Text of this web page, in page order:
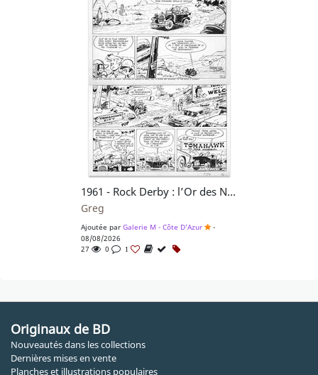
1961 - Rock Derby : l’Or des Navajos
Greg
Ajoutée par Galerie M - Côte D'Azur
-
08/08/2026
27
0 1
Originaux de BD
Nouveautés dans les collections
Dernières mises en vente
Planches et illustrations populaires